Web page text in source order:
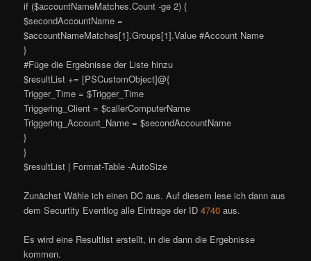
if ($accountNameMatches.Count -ge 2) {
$secondAccountName =
$accountNameMatches[1].Groups[1].Value #Account Name
}
#Füge die Ergebnisse der Liste hinzu
$resultList += [PSCustomObject]@{
Trigger_Time = $Trigger_Time
Triggering_Client = $callerComputerName
Triggering_Account_Name = $secondAccountName
}
}
$resultList | Format-Table -AutoSize
Zunächst Wähle ich einen DC aus. Auf diesem lese ich dann aus
dem Securtity Eventlog alle Eintrage der ID4740 aus.
Es wird eine Resultlist erstellt, in die dann die Ergebnisse
kommen.